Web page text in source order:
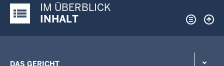
Justiz-Portal im Überblick:
IM ÜBERBLICK
INHALT
DAS GERICHT